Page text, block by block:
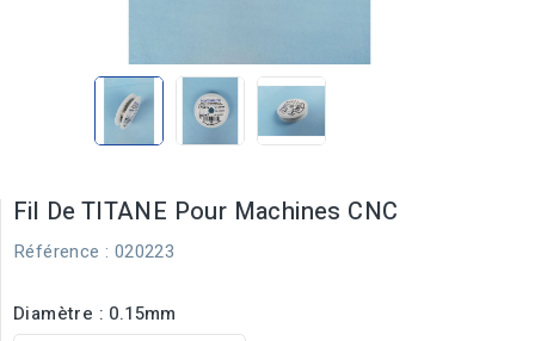
Fil De TITANE Pour Machines CNC
Référence : 020223
Diamètre : 0.15mm